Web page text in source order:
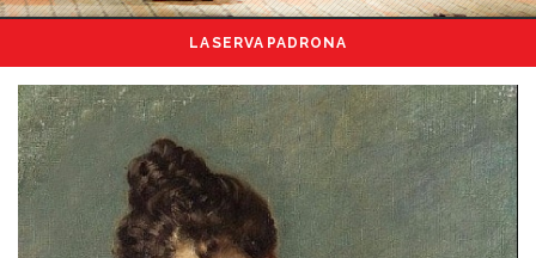
LA SERVA PADRONA